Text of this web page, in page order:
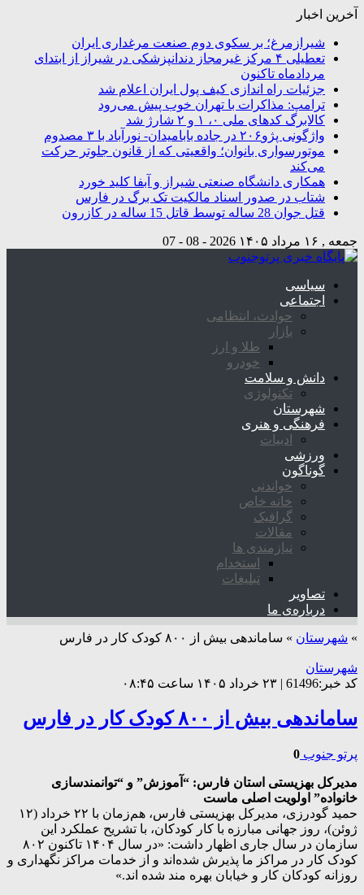
آخرین اخبار
شیرازمرغ؛ بر سکوی دوم صنعت مرغداری ایران
تعطیلی ۴ مرکز غیرمجاز دندانپزشکی در شیراز از ابتدای
مردادماه تاکنون
جزئیات راه اندازی کیف پول ایران اعلام شد
ترامپ: مذاکرات با تهران خوب پیش می‌رود
کالابرگ کدهای ملی ۰، ۱ و ۲ شارژ شد
واژگونی پژو۲۰۶ در جاده بابامیدان- نورآباد با ۳ مصدوم
موتورسواری بانوان؛ واقعیتی که از قانون جلوتر حرکت
می‌کند
همکاری دانشگاه صنعتی شیراز و آبفا کلید خورد
شتاب در صدور اسناد مالکیت تک برگ در فارس
قتل جوان 28 ساله توسط قاتل 15 ساله در کازرون
جمعه , ۱۶ مرداد ۱۴۰۵ 2026 - 08 - 07
سیاسی
اجتماعی
حوادث، انتظامی
بازار
طلا و ارز
خودرو
دانش و سلامت
تکنولوژی
شهرستان
فرهنگی و هنری
ادبیات
ورزشی
گوناگون
خواندنی
خانه خاص
گرافیک
مقالات
نیازمندی ها
استخدام
تبلیغات
تصاویر
درباره‌ی ما
» شهرستان » ساماندهی بیش از ۸۰۰ کودک کار در فارس
شهرستان
کد خبر:61496 | ۲۳ خرداد ۱۴۰۵ ساعت ۰۸:۴۵
ساماندهی بیش از ۸۰۰ کودک کار در فارس
پرتو جنوب 0
مدیرکل بهزیستی استان فارس: “آموزش” و “توانمندسازی
خانواده” اولویت اصلی ماست
حمید گودرزی، مدیرکل بهزیستی فارس، هم‌زمان با ۲۲ خرداد (۱۲
ژوئن)، روز جهانی مبارزه با کار کودکان، با تشریح عملکرد این
سازمان در سال جاری اظهار داشت: «در سال ۱۴۰۴ تاکنون ۸۰۲
کودک کار در مراکز ما پذیرش شده‌اند و از خدمات مراکز نگهداری و
روزانه کودکان کار و خیابان بهره مند شده اند.»